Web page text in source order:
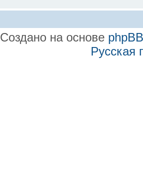
Создано на основе phpBB
Русская